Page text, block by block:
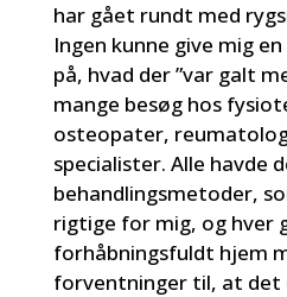
har gået rundt med
Ingen kunne give mig
på, hvad der ”var galt
mange besøg hos
osteopater,
specialister. Alle havde
behandlingsmetoder,
rigtige for mig, og hver
forhåbningsfuldt hjem
forventninger til, at det